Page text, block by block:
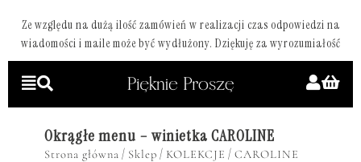
Ze względu na dużą ilość zamówień w realizacji czas odpowiedzi na
wiadomości i maile może być wydłużony. Dziękuję za wyrozumiałość
Okrągłe menu – winietka CAROLINE
Strona główna / Sklep / KOLEKCJE / CAROLINE